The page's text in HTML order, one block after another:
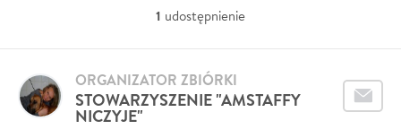
1 udostępnienie
STOWARZYSZENIE "AMSTAFFY
NICZYJE"
ORGANIZATOR ZBIÓRKI